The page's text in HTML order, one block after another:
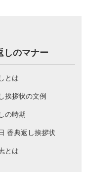
しのマナー
とは
挨拶状の文例
の時期
香典返し挨拶状
とは